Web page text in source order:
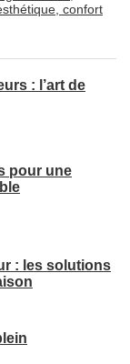
confort
: l’art de
pour une
: les solutions